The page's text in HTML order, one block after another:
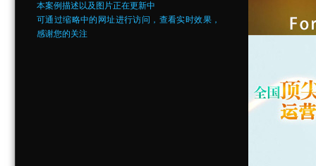
本案例描述以及图片正在更新中
可通过缩略中的网址进行访问，查看实时效果，
感谢您的关注